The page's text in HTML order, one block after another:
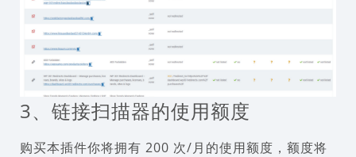
3、链接扫描器的使用额度
购买本插件你将拥有 200 次/月的使用额度，额度将